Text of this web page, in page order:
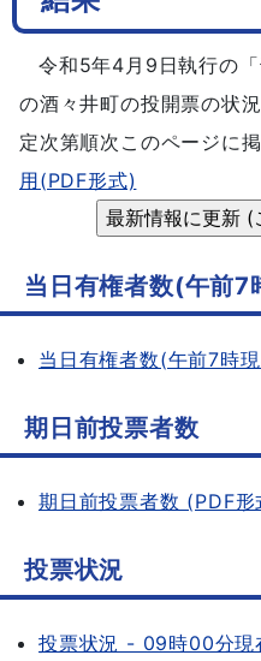
令和5年4月9日執行の「
の酒々井町の投開票の状
定次第順次このページに掲
用(PDF形式)
当日有権者数(午前7
当日有権者数(午前7時
期日前投票者数
期日前投票者数 (PDF形
投票状況
投票状況 - 09時00分現